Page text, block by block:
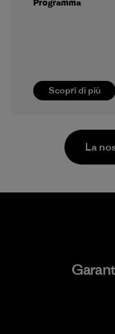
Scopri di più
MAS
La